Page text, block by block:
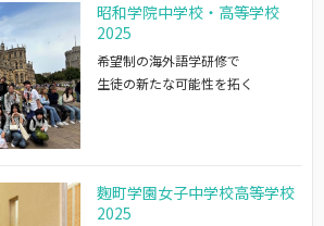
昭和学院中学校・高等学校
2025
希望制の海外語学研修で
生徒の新たな可能性を拓く
麴町学園女子中学校高等学校
2025